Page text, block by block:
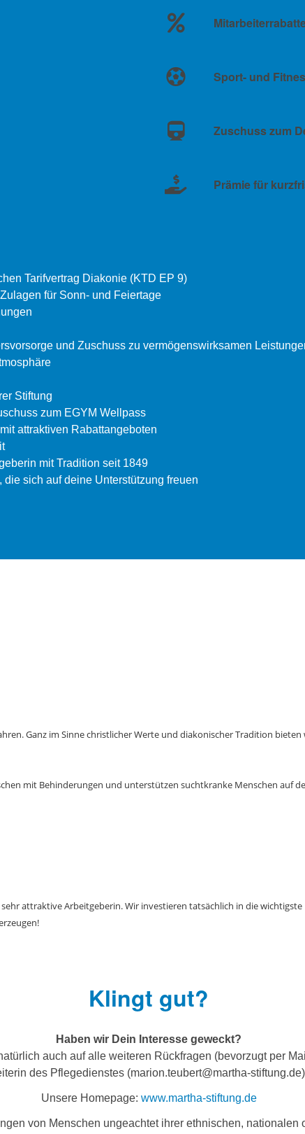
Sport- und
Zuschuss zum
Prämie für
Tarifvertrag Diakonie (KTD EP 9)
Zulagen für Sonn- und Feiertage
und Zuschuss zu vermögenswirksamen
Stiftung
zum EGYM Wellpass
attraktiven Rabattangeboten
mit Tradition seit 1849
sich auf deine Unterstützung freuen
Ganz im Sinne christlicher Werte und diakonischer Tradition
mit Behinderungen und unterstützen suchtkranke Menschen auf
attraktive Arbeitgeberin. Wir investieren tatsächlich in die
Klingt gut?
Haben wir Dein Interesse geweckt?
auch auf alle weiteren Rückfragen (bevorzugt per
des Pflegedienstes (marion.teubert@martha-
Unsere Homepage: www.martha-stiftung.de
von Menschen ungeachtet ihrer ethnischen,